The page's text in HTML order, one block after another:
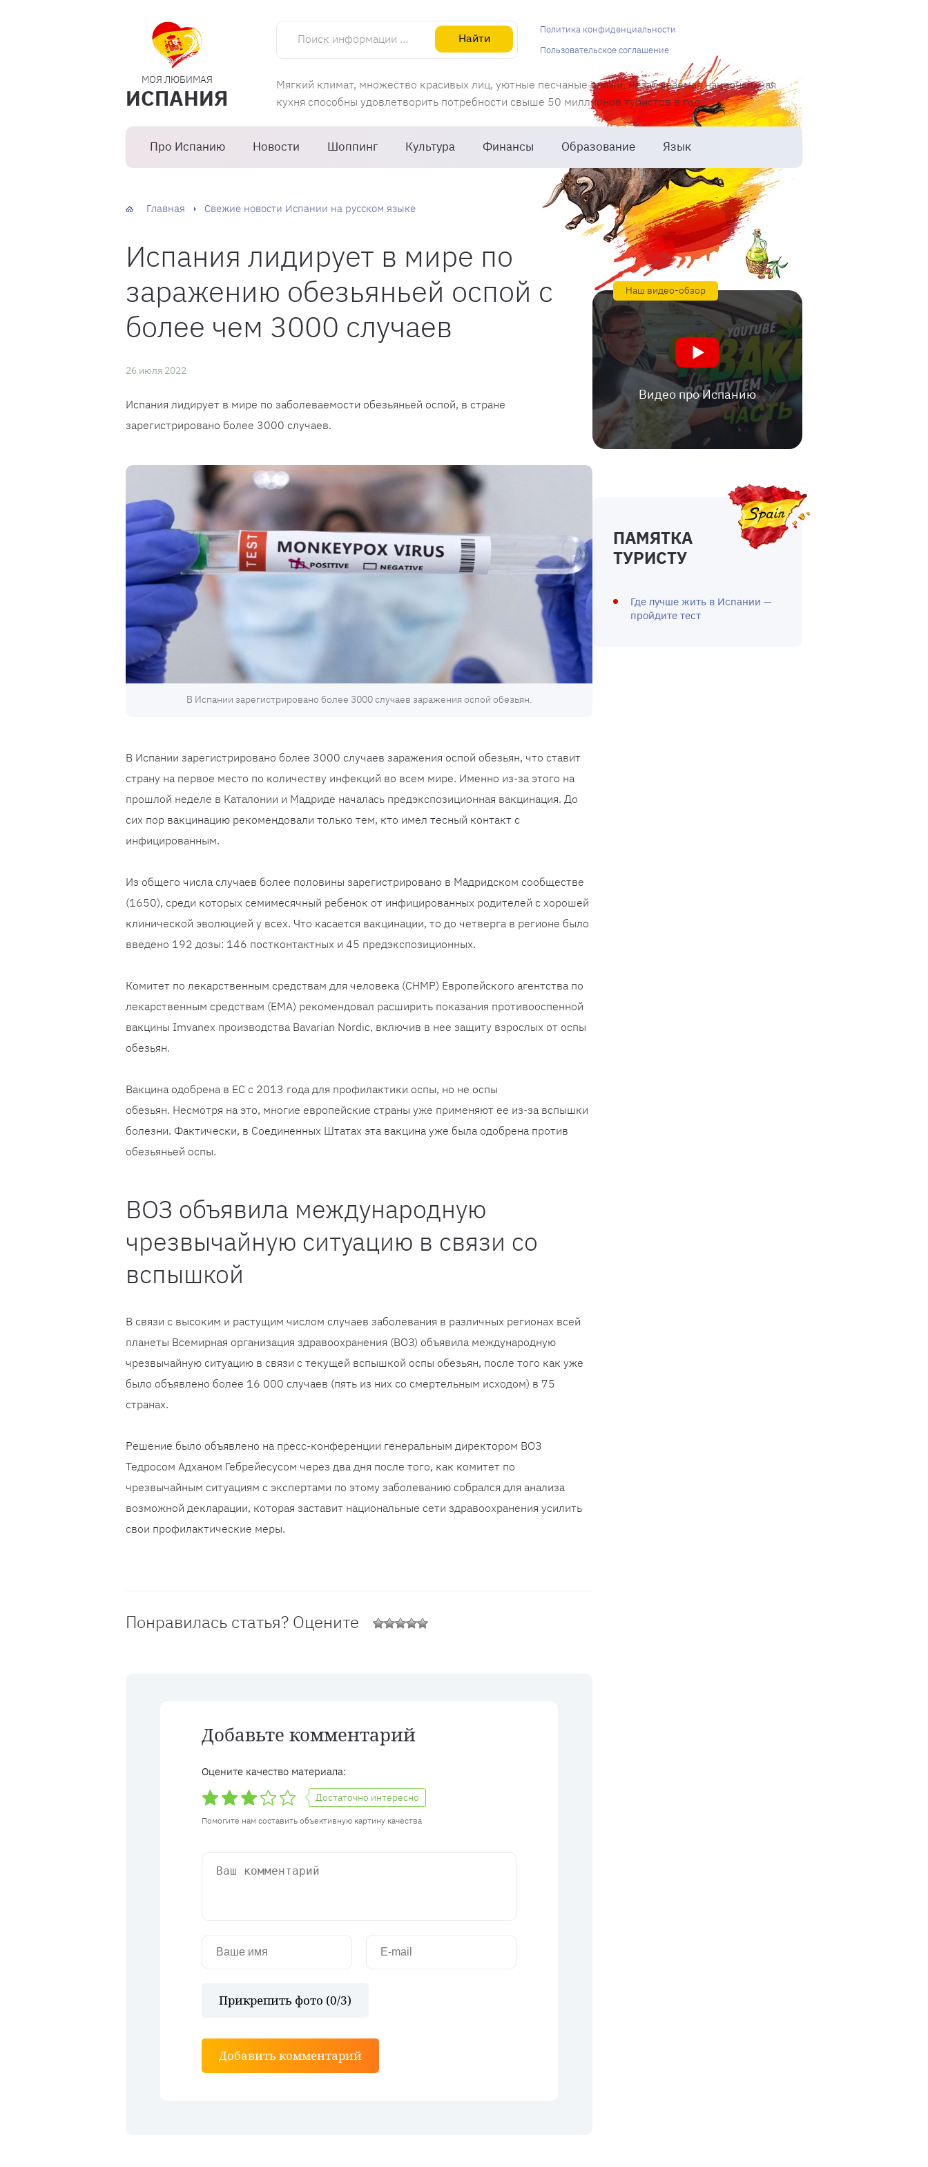
МОЯ ЛЮБИМАЯ
ИСПАНИЯ
Поиск информации об Испании
Найти
Мягкий климат, множество красивых лиц, уютные песчаные пляжи, незабываемая национальная
кухня способны удовлетворить потребности свыше 50 миллионов туристов в год.
Про Испанию Новости Шоппинг Культура Финансы Образование Язык
Политика конфиденциальности
Пользовательское соглашение
Главная Свежие новости Испании на русском языке
Испания лидирует в мире по
заражению обезьяньей оспой с
более чем 3000 случаев
26 июля 2022
Испания лидирует в мире по заболеваемости обезьяньей оспой, в стране
зарегистрировано более 3000 случаев.
В Испании зарегистрировано более 3000 случаев заражения оспой обезьян.
В Испании зарегистрировано более 3000 случаев заражения оспой обезьян, что ставит
страну на первое место по количеству инфекций во всем мире. Именно из-за этого на
прошлой неделе в Каталонии и Мадриде началась предэкспозиционная вакцинация. До
сих пор вакцинацию рекомендовали только тем, кто имел тесный контакт с
инфицированным.
Из общего числа случаев более половины зарегистрировано в Мадридском сообществе
(1650), среди которых семимесячный ребенок от инфицированных родителей с хорошей
клинической эволюцией у всех. Что касается вакцинации, то до четверга в регионе было
введено 192 дозы: 146 постконтактных и 45 предэкспозиционных.
Комитет по лекарственным средствам для человека (CHMP) Европейского агентства по
лекарственным средствам (EMA) рекомендовал расширить показания противооспенной
вакцины Imvanex производства Bavarian Nordic, включив в нее защиту взрослых от оспы
обезьян.
Вакцина одобрена в ЕС с 2013 года для профилактики оспы, но не оспы
обезьян. Несмотря на это, многие европейские страны уже применяют ее из-за вспышки
болезни. Фактически, в Соединенных Штатах эта вакцина уже была одобрена против
обезьяньей оспы.
ВОЗ объявила международную
чрезвычайную ситуацию в связи со
вспышкой
В связи с высоким и растущим числом случаев заболевания в различных регионах всей
планеты Всемирная организация здравоохранения (ВОЗ) объявила международную
чрезвычайную ситуацию в связи с текущей вспышкой оспы обезьян, после того как уже
было объявлено более 16 000 случаев (пять из них со смертельным исходом) в 75
странах.
Решение было объявлено на пресс-конференции генеральным директором ВОЗ
Тедросом Адханом Гебрейесусом через два дня после того, как комитет по
чрезвычайным ситуациям с экспертами по этому заболеванию собрался для анализа
возможной декларации, которая заставит национальные сети здравоохранения усилить
свои профилактические меры.
Понравилась статья? Оцените
Добавьте комментарий
Оцените качество материала:
Достаточно интересно
Помогите нам составить объективную картину качества
Прикрепить фото (0/3)
Добавить комментарий
Наш видео-обзор
Видео про Испанию
ПАМЯТКА
ТУРИСТУ
Где лучше жить в Испании —
пройдите тест